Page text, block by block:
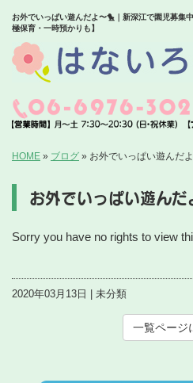
お外でいっぱい遊んだよ〜🐤｜新深江で園児募集
極保育・一時預かりも】
HOME » ブログ » お外でいっぱい遊んだ
お外でいっぱい遊んだ
Sorry you have no rights to view
2020年03月13日 | 未分類
一覧ページ